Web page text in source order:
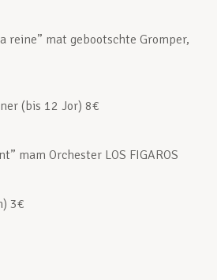
reine” mat gebootschte Gromper,
(bis 12 Jor) 8€
mam Orchester LOS FIGAROS
3€